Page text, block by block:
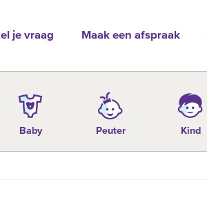
je vraag Maak een afspraak
Baby Peuter Kind